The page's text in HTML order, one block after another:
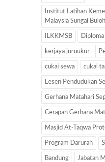
Institut Latihan
Malaysia Sungai Buloh
ILKKMSB
kerjaya juruukur
cukai sewa cukai
Lesen Pendudukan
Gerhana Matahari
Cerapan Gerhana
Masjid At-Taqwa
Program Darurah
Bandung Jabatan